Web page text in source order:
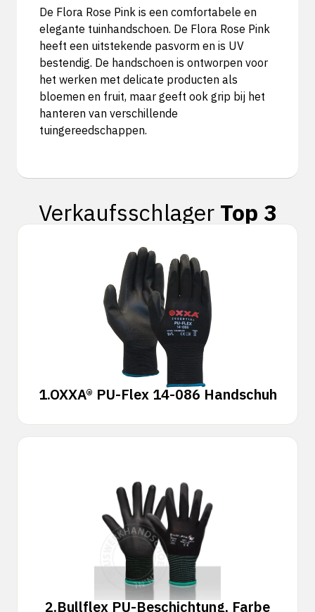
De Flora Rose Pink is een comfortabele en
elegante tuinhandschoen. De Flora Rose Pink
heeft een uitstekende pasvorm en is UV
bestendig. De handschoen is ontworpen voor
het werken met delicate producten als
bloemen en fruit, maar geeft ook grip bij het
hanteren van verschillende
tuingereedschappen.
Verkaufsschlager Top 3
1.OXXA® PU-Flex 14-086 Handschuh
2.Bullflex PU-Beschichtung, Farbe